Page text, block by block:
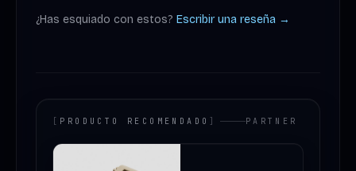
¿Has esquiado con estos? Escribir una reseña →
[ PRODUCTO RECOMENDADO ] PARTNER